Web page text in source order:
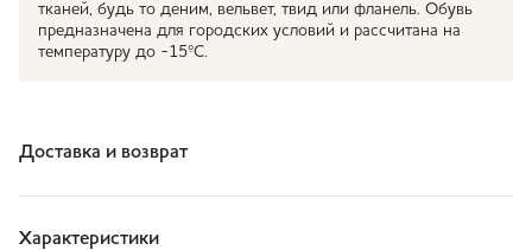
тканей, будь то деним, вельвет, твид или фланель. Обувь
предназначена для городских условий и рассчитана на
температуру до -15ºС.
Доставка и возврат
Характеристики